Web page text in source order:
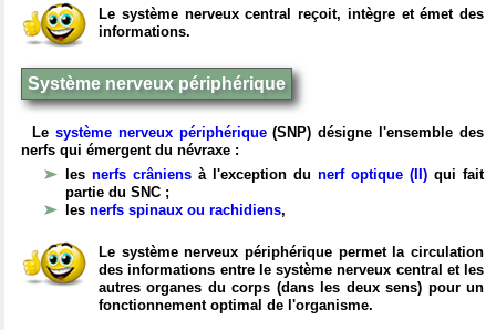
Le système nerveux central reçoit, intègre et émet des
informations.
Système nerveux périphérique
Le système nerveux périphérique(SNP) désigne l'ensemble des
nerfs qui émergent du névraxe :
les nerfs crâniens à l'exception du nerf optique (II) qui fait
partie du SNC ;
les nerfs spinaux ou rachidiens,
Le système nerveux périphérique permet la circulation
des informations entre le système nerveux central et les
autres organes du corps (dans les deux sens) pour un
fonctionnement optimal de l'organisme.